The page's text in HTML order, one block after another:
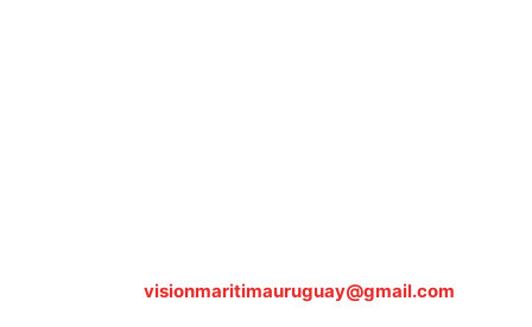
visionmaritimauruguay@gmail.com